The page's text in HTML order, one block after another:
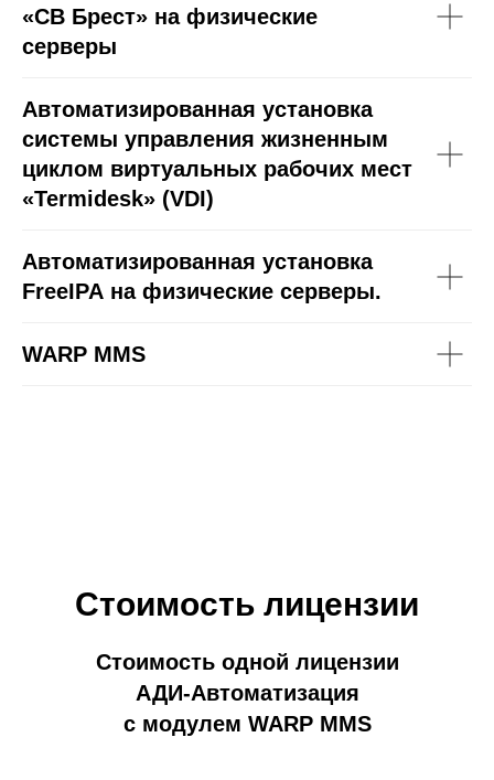
«СВ Брест» на физические
серверы
Автоматизированная установка
системы управления жизненным
циклом виртуальных рабочих мест
«Termidesk» (VDI)
Автоматизированная установка
FreeIPA на физические серверы.
WARP MMS
Стоимость лицензии
Стоимость одной лицензии
АДИ-Автоматизация
c модулем WARP MMS